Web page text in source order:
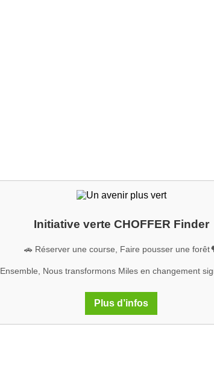
Initiative verte CHOFFER Finder
🚗 Réserver une course, Faire pousser une
Ensemble, Nous transformons Miles en changement
Plus d’infos